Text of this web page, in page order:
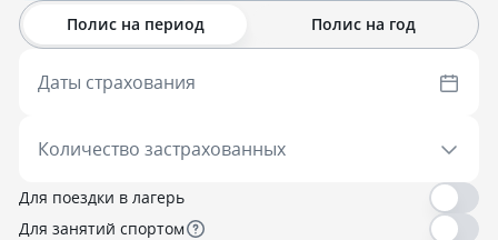
Полис на период Полис на год
Даты страхования
Количество застрахованных
Для поездки в лагерь
Для занятий спортом